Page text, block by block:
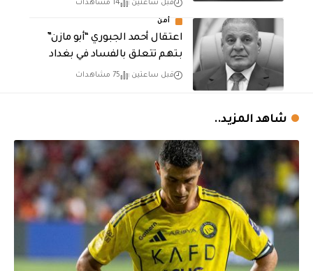
قبل ساعتين 14 مشاهدات
أمن
اعتقال أحمد الجبوري “أبو مازن”
بتهم تتعلق بالفساد في بغداد
قبل ساعتين 75 مشاهدات
شاهد المزيد..